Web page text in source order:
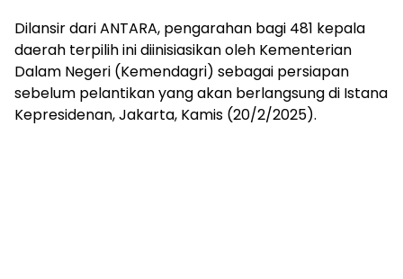
Dilansir dari ANTARA, pengarahan bagi 481 kepala
daerah terpilih ini diinisiasikan oleh Kementerian
Dalam Negeri (Kemendagri) sebagai persiapan
sebelum pelantikan yang akan berlangsung di Istana
Kepresidenan, Jakarta, Kamis (20/2/2025).